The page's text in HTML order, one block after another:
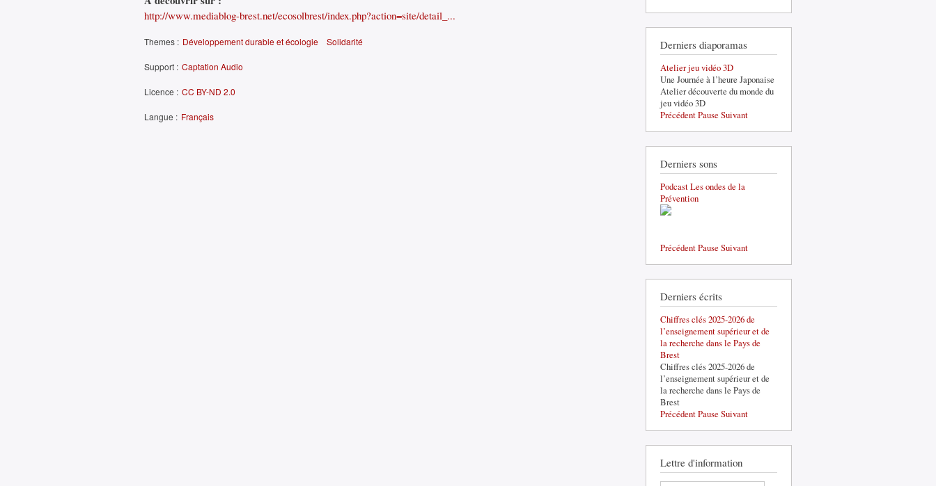
http://www.mediablog-brest.net/ecosolbrest/index.php?action=site/detail_...
Themes : Développement durable et écologie Solidarité
Support : Captation Audio
Licence : CC BY-ND 2.0
Langue : Français
Derniers diaporamas
Atelier jeu vidéo 3D
Une Journée à l’heure Japonaise
Atelier découverte du monde du
jeu vidéo 3D
PrécédentPause Suivant
Derniers sons
Podcast Les ondes de la
Prévention
PrécédentPause Suivant
Derniers écrits
Chiffres clés 2025-2026 de
l’enseignement supérieur et de
la recherche dans le Pays de
Brest
Chiffres clés 2025-2026 de
l’enseignement supérieur et de
la recherche dans le Pays de
Brest
La base de défense de Brest-
Lorient, un acteur structurant du
territoire
La base de défense de Brest-
Lorient, un acteur structurant du
territoire
PrécédentPause Suivant
Lettre d'information